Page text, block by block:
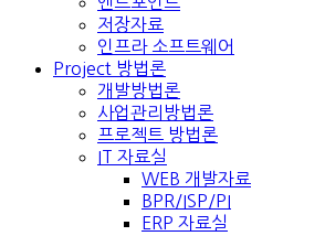
저장자료
인프라 소프트웨어
Project 방법론
개발방법론
사업관리방법론
프로젝트 방법론
IT 자료실
WEB 개발자료
BPR/ISP/PI
ERP 자료실